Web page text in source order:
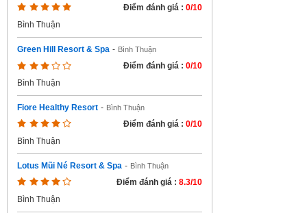
Điểm đánh giá : 0/10
Bình Thuận
Green Hill Resort & Spa - Bình Thuận
Điểm đánh giá : 0/10
Bình Thuận
Fiore Healthy Resort - Bình Thuận
Điểm đánh giá : 0/10
Bình Thuận
Lotus Mũi Né Resort & Spa - Bình Thuận
Điểm đánh giá : 8.3/10
Bình Thuận